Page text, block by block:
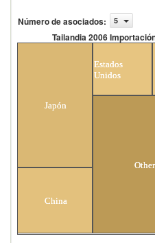
Número de asociados: 5
Tailandia 2006
Japón
China
Estados
Unidos